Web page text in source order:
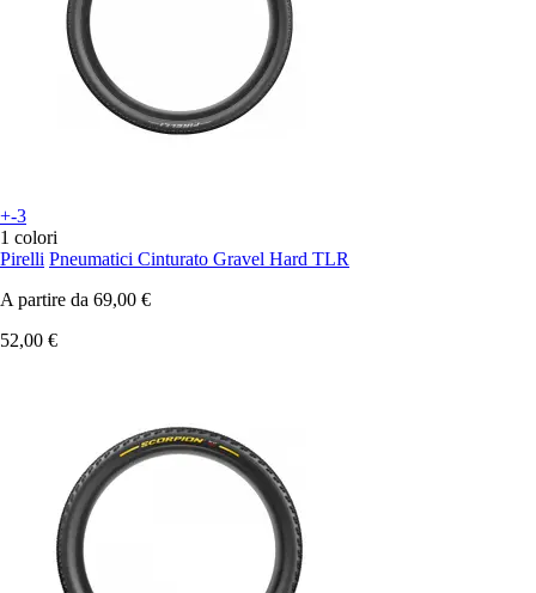
+-3
1 colori
Pirelli Pneumatici Cinturato Gravel Hard TLR
A partire da 69,00 €
52,00 €